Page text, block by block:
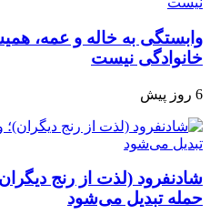
وابستگی به خاله و عمه،
خانوادگی نیست
6 روز پیش
شادنفرود (لذت از رنج
حمله تبدیل می‌شود